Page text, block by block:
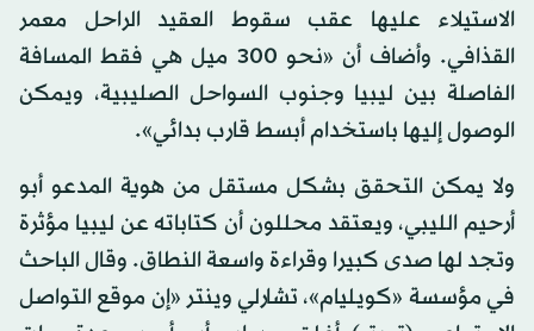
الاستيلاء عليها عقب سقوط العقيد الراحل معمر
القذافي. وأضاف أن «نحو 300 ميل هي فقط المسافة
الفاصلة بين ليبيا وجنوب السواحل الصليبية، ويمكن
الوصول إليها باستخدام أبسط قارب بدائي».
ولا يمكن التحقق بشكل مستقل من هوية المدعو أبو
أرحيم الليبي، ويعتقد محللون أن كتاباته عن ليبيا مؤثرة
وتجد لها صدى كبيرا وقراءة واسعة النطاق. وقال الباحث
في مؤسسة «كويليام»، تشارلي وينتر «إن موقع التواصل